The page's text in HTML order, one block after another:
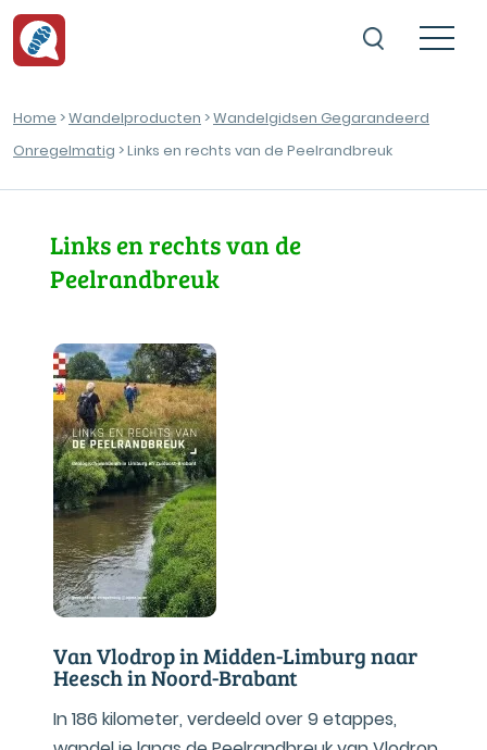
Home >Wandelproducten >Wandelgidsen Gegarandeerd
Onregelmatig > Links en rechts van de Peelrandbreuk
Links en rechts van de
Peelrandbreuk
Van Vlodrop in Midden-Limburg naar
Heesch in Noord-Brabant
In 186 kilometer, verdeeld over 9 etappes,